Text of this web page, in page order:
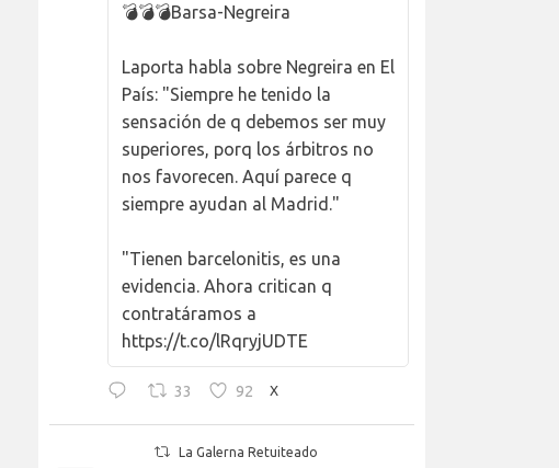
💣💣💣Barsa-Negreira
Laporta habla sobre Negreira en El
País: "Siempre he tenido la
sensación de q debemos ser muy
superiores, porq los árbitros no
nos favorecen. Aquí parece q
siempre ayudan al Madrid."
"Tienen barcelonitis, es una
evidencia. Ahora critican q
contratáramos a
https://t.co/lRqryjUDTE
33 92 X
La Galerna Retuiteado